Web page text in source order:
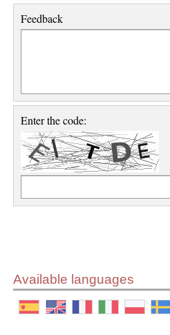
Feedback
Enter the code:
Available languages